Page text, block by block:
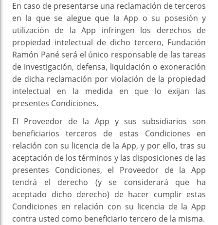
En caso de presentarse una reclamación de terceros
en la que se alegue que la App o su posesión y
utilización de la App infringen los derechos de
propiedad intelectual de dicho tercero, Fundación
Ramón Pané será el único responsable de las tareas
de investigación, defensa, liquidación o exoneración
de dicha reclamación por violación de la propiedad
intelectual en la medida en que lo exijan las
presentes Condiciones.
El Proveedor de la App y sus subsidiarios son
beneficiarios terceros de estas Condiciones en
relación con su licencia de la App, y por ello, tras su
aceptación de los términos y las disposiciones de las
presentes Condiciones, el Proveedor de la App
tendrá el derecho (y se considerará que ha
aceptado dicho derecho) de hacer cumplir estas
Condiciones en relación con su licencia de la App
contra usted como beneficiario tercero de la misma.